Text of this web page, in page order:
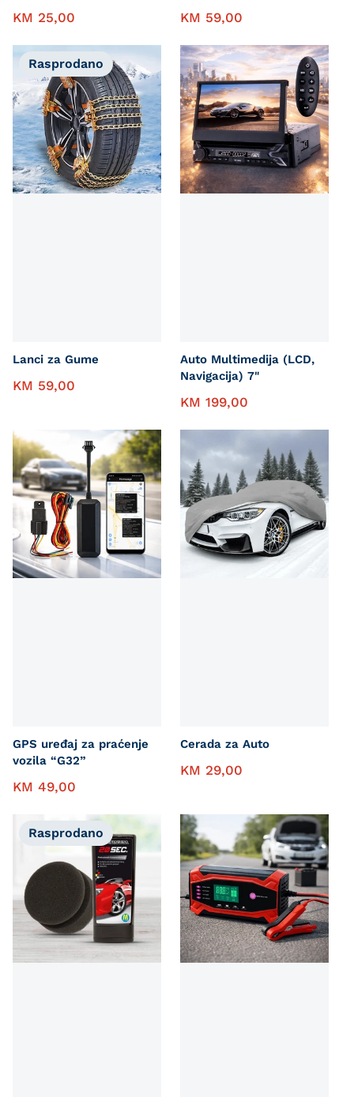
KM 25,00 KM 59,00
Rasprodano
Lanci za Gume
KM 59,00
Auto Multimedija (LCD,
Navigacija) 7"
KM 199,00
GPS uređaj za praćenje
vozila “G32”
KM 49,00
Cerada za Auto
KM 29,00
Rasprodano